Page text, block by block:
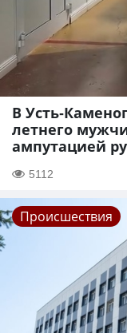
В Усть-
летнего
ампутацией
5112
Происшествия